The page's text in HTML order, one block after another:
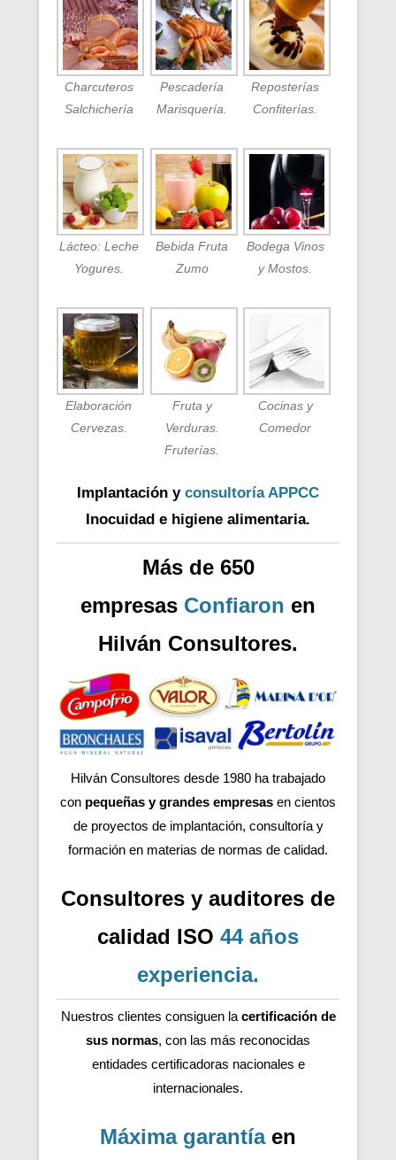
Charcuteros
Salchichería
Pescadería
Marisquería.
Reposterías
Confiterías.
Lácteo: Leche
Yogures.
Bebida Fruta
Zumo
Bodega Vinos
y Mostos.
Elaboración
Cervezas.
Fruta y
Verduras.
Fruterías.
Cocinas y
Comedor
Implantación y consultoría APPCC
Inocuidad e higiene alimentaria.
Más de 650
empresas Confiaron en
Hilván Consultores.
Hilván Consultores desde 1980 ha trabajado
con pequeñas y grandes empresas en cientos
de proyectos de implantación, consultoría y
formación en materias de normas de calidad.
Consultores y auditores de
calidad ISO 44 años
experiencia.
Nuestros clientes consiguen la certificación de
sus normas, con las más reconocidas
entidades certificadoras nacionales e
internacionales.
Máxima garantíaen